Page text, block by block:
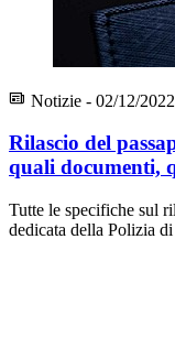
Notizie - 02/12/2022
Rilascio del
quali documenti,
Tutte le specifiche sul
dedicata della Polizia